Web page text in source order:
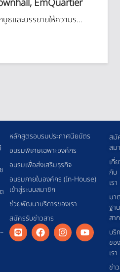
EmQuartier
ธและบรรยายให้ความร…
สมั
สม
เกี่
กับ
เรา
มา
ฐาน
สา
บริ
ของ
เรา
ข่า
หลักสูตรอบรมประกาศนียบัตร
อบรมพิเศษเฉพาะองค์กร
อบรมเพื่อส่งเสริมธุรกิจ
อบรมภายในองค์กร (In-House)
เข้าสู่ระบบสมาชิก
ช่วยพัฒนาบริการของเรา
สมัครรับข่าวสาร